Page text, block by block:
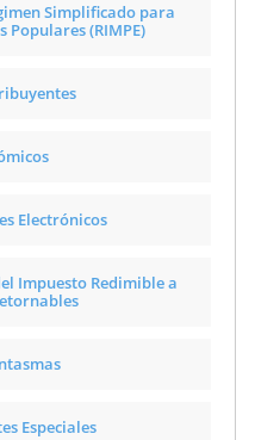
Simplificado para
Populares (RIMPE)
Electrónicos
Impuesto Redimible a
Especiales